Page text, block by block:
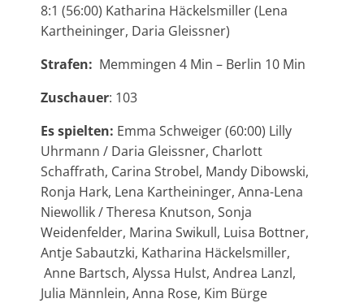
8:1 (56:00) Katharina Häckelsmiller (Lena
Kartheininger, Daria Gleissner)
Strafen: Memmingen 4 Min – Berlin 10 Min
Zuschauer: 103
Es spielten: Emma Schweiger (60:00) Lilly
Uhrmann / Daria Gleissner, Charlott
Schaffrath, Carina Strobel, Mandy Dibowski,
Ronja Hark, Lena Kartheininger, Anna-Lena
Niewollik / Theresa Knutson, Sonja
Weidenfelder, Marina Swikull, Luisa Bottner,
Antje Sabautzki, Katharina Häckelsmiller,
Anne Bartsch, Alyssa Hulst, Andrea Lanzl,
Julia Männlein, Anna Rose, Kim Bürge